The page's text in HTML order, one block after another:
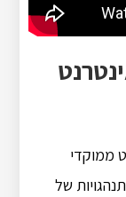
ממוקדי
של